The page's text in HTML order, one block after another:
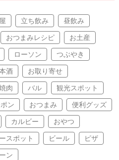
立ち飲み 昼飲み
おつまみレシピ お土産
ローソン つぶやき
酒 お取り寄せ
肉 バル 観光スポット
ン おつまみ 便利グッズ
カルビー おやつ
スポット ビール ピザ
ン